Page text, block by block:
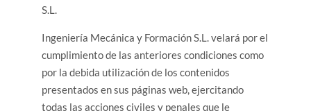
S.L.
Ingeniería Mecánica y Formación S.L. velará por el
cumplimiento de las anteriores condiciones como
por la debida utilización de los contenidos
presentados en sus páginas web, ejercitando
todas las acciones civiles y penales que le